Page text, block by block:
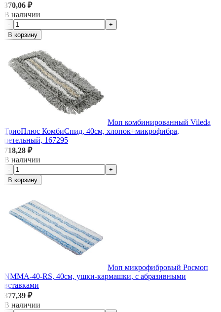
370,06 ₽
В наличии
-
+
В корзину
Моп комбинированный Vileda
ТриоПлюс КомбиСпид, 40см, хлопок+микрофибра,
петельный, 167295
718,28 ₽
В наличии
-
+
В корзину
Моп микрофибровый Росмоп
NMMA-40-RS, 40см, ушки-кармашки, с абразивными
вставками
377,39 ₽
В наличии